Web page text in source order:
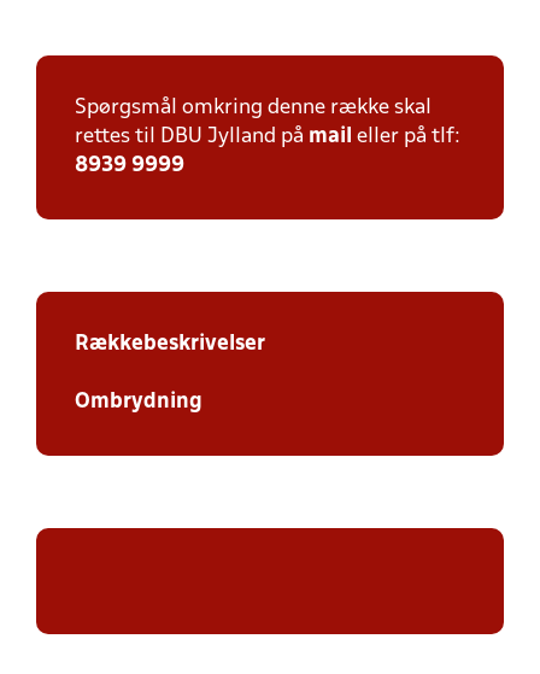
Spørgsmål omkring denne række skal
rettes til DBU Jylland på mail eller på tlf:
8939 9999
Rækkebeskrivelser
Ombrydning